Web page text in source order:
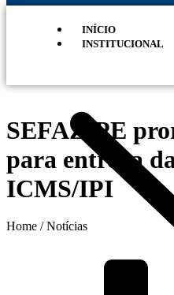
INÍCIO
INSTITUCIONAL
SEFAZ-PE
para entrega
ICMS/IPI
Home / Notícias